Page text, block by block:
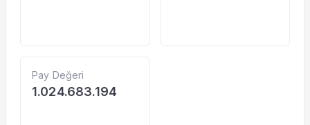
Pay Değeri
1.024.683.194